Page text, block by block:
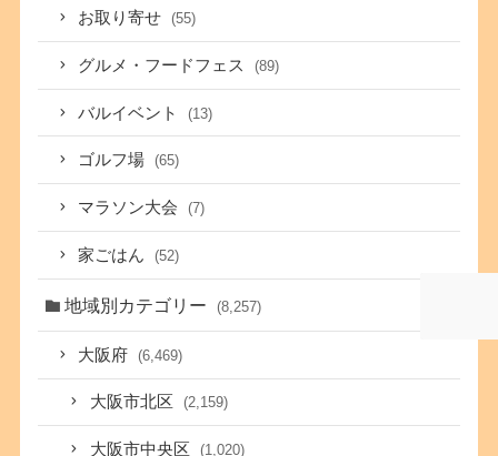
お取り寄せ (55)
グルメ・フードフェス (89)
バルイベント (13)
ゴルフ場 (65)
マラソン大会 (7)
家ごはん (52)
地域別カテゴリー (8,257)
大阪府 (6,469)
大阪市北区 (2,159)
大阪市中央区 (1,020)